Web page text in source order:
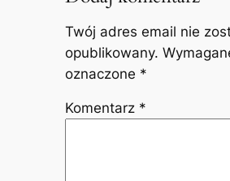
Twój adres email nie
opublikowany.
oznaczone *
Komentarz *